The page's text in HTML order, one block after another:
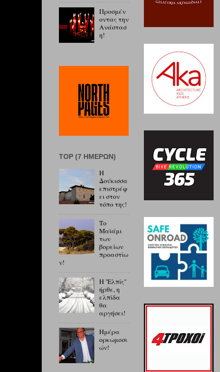
Προσμέν
οντας την
Ανάστασ
η!
ΤOP (7 ΗΜΕΡΏΝ)
Η
Δούκισσα
επιστρέφ
ει στον
τόπο της!
Το
Μαϊάμι
των
βορείων
προαστίω
ν!
Η ''Ελπίς''
ήρθε, η
ελπίδα
θα
αργήσει!
Ημέρα
ορκωμοσι
ών!